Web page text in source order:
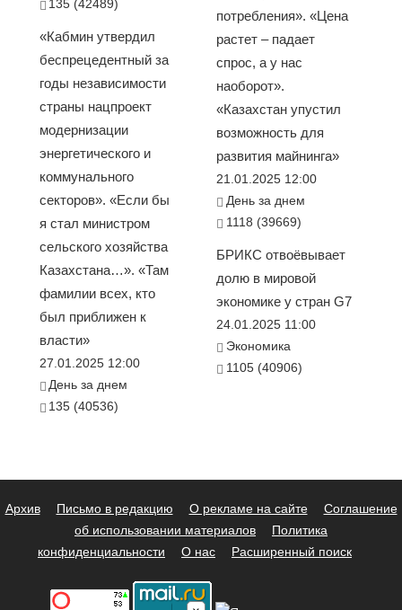
135 (42489)
«Кабмин утвердил
беспрецедентный за
годы независимости
страны нацпроект
модернизации
энергетического и
коммунального
секторов». «Если бы
я стал министром
сельского хозяйства
Казахстана…». «Там
фамилии всех, кто
был приближен к
власти»
27.01.2025 12:00
День за днем
135 (40536)
потребления». «Цена
растет – падает
спрос, а у нас
наоборот».
«Казахстан упустил
возможность для
развития майнинга»
21.01.2025 12:00
День за днем
1118 (39669)
БРИКС отвоёвывает
долю в мировой
экономике у стран G7
24.01.2025 11:00
Экономика
1105 (40906)
Архив Письмо в редакцию О рекламе на сайте
Соглашение
об использовании материалов
Политика
конфиденциальности
О нас Расширенный поиск